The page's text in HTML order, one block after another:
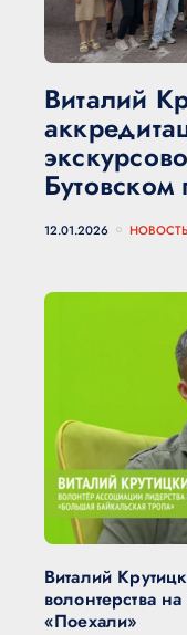
Виталий
Бутовском
12.01.2026
Виталий
волонтерства
«Поехали»